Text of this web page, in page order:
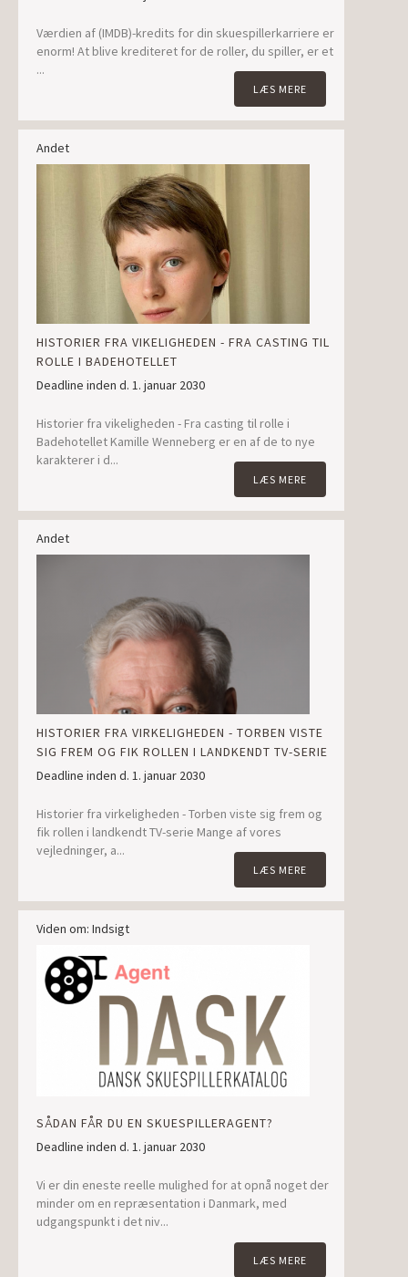
Værdien af (IMDB)-kredits for din skuespillerkarriere er
enorm! At blive krediteret for de roller, du spiller, er et
...
LÆS MERE
Andet
HISTORIER FRA VIKELIGHEDEN - FRA CASTING TIL
ROLLE I BADEHOTELLET
Deadline inden d. 1. januar 2030
Historier fra vikeligheden - Fra casting til rolle i
Badehotellet Kamille Wenneberg er en af de to nye
karakterer i d...
LÆS MERE
Andet
HISTORIER FRA VIRKELIGHEDEN - TORBEN VISTE
SIG FREM OG FIK ROLLEN I LANDKENDT TV-SERIE
Deadline inden d. 1. januar 2030
Historier fra virkeligheden - Torben viste sig frem og
fik rollen i landkendt TV-serie Mange af vores
vejledninger, a...
LÆS MERE
Viden om: Indsigt
SÅDAN FÅR DU EN SKUESPILLERAGENT?
Deadline inden d. 1. januar 2030
Vi er din eneste reelle mulighed for at opnå noget der
minder om en repræsentation i Danmark, med
udgangspunkt i det niv...
LÆS MERE